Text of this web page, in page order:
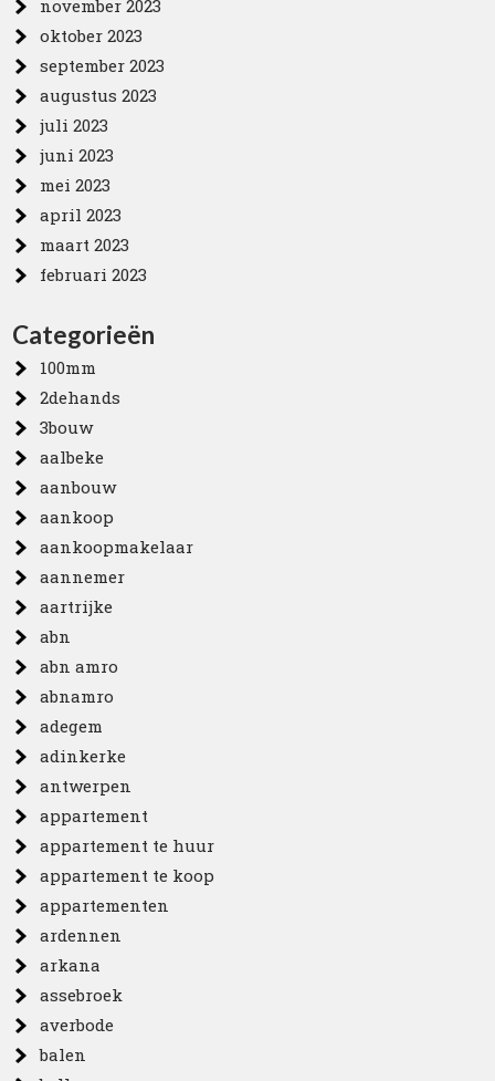
november 2023
oktober 2023
september 2023
augustus 2023
juli 2023
juni 2023
mei 2023
april 2023
maart 2023
februari 2023
Categorieën
100mm
2dehands
3bouw
aalbeke
aanbouw
aankoop
aankoopmakelaar
aannemer
aartrijke
abn
abn amro
abnamro
adegem
adinkerke
antwerpen
appartement
appartement te huur
appartement te koop
appartementen
ardennen
arkana
assebroek
averbode
balen